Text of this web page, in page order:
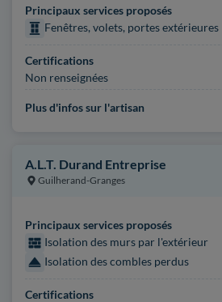
Principaux services proposés
Fenêtres, volets, portes extérieures
Certifications
Non renseignées
Plus d'infos sur l'artisan
A.L.T. Durand Entreprise
Guilherand-Granges
Principaux services proposés
Isolation des murs par l'extérieur
Isolation des combles perdus
Certifications